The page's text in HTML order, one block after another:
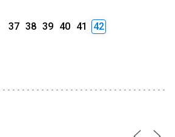
37 38 39 40 41 42